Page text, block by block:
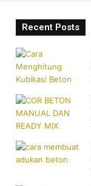
Recent Posts